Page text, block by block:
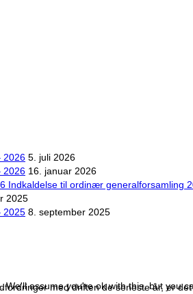
med driften de seneste år, er
2026 5. juli 2026
2026 16. januar 2026
Indkaldelse til ordinær generalforsamling
2025
2025 8. september 2025
assume you're ok with this, but you